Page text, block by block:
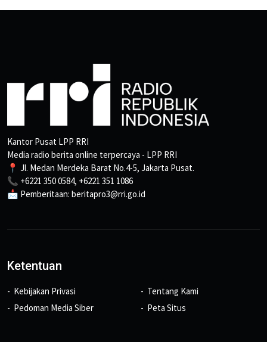
Kantor Pusat LPP RRI
Media radio berita online terpercaya - LPP RRI
📍 Jl. Medan Merdeka Barat No.4-5, Jakarta Pusat.
📞 +6221 350 0584, +6221 351 1086
📩 Pemberitaan: beritapro3@rri.go.id
Ketentuan
Kebijakan Privasi
Pedoman Media Siber
Tentang Kami
Peta Situs